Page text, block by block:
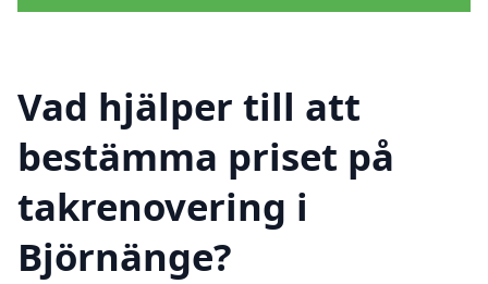
Vad hjälper till att
bestämma priset på
takrenovering i
Björnänge?